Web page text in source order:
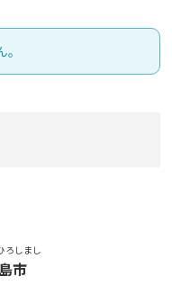
ろしまし
市